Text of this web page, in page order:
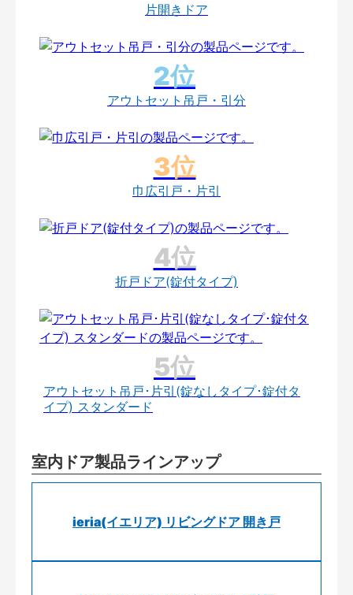
片開きドア
アウトセット吊戸・引分
巾広引戸・片引
折戸ドア(錠付タイプ)
アウトセット吊戸･片引(錠なしタイプ･錠付タ
イプ) スタンダード
室内ドア製品ラインアップ
ieria(イエリア) リビングドア 開き戸